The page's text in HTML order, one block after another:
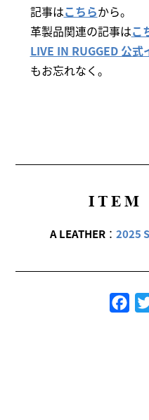
記事はこちらから。
革製品関連の記事はこ
LIVE IN RUGGED 公
もお忘れなく。
ITEM
A LEATHER ：2025